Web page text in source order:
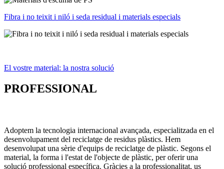
Fibra i no teixit i niló i seda residual i materials especials
El vostre material: la nostra solució
PROFESSIONAL
Adoptem la tecnologia internacional avançada, especialitzada en el
desenvolupament del reciclatge de residus plàstics. Hem
desenvolupat una sèrie d'equips de reciclatge de plàstic. Segons el
material, la forma i l'estat de l'objecte de plàstic, per oferir una
solució professional específica. Gràcies a la professionalitat, us